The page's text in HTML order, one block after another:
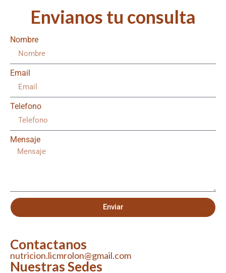
Envianos tu consulta
Nombre
Email
Telefono
Mensaje
Enviar
Contactanos
nutricion.licmrolon@gmail.com
Nuestras Sedes